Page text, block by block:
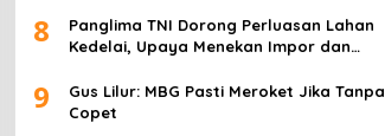
8
Panglima TNI Dorong Perluasan Lahan
Kedelai, Upaya Menekan Impor dan
9
Gus Lilur: MBG Pasti Meroket Jika Tanpa
Copet